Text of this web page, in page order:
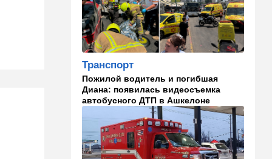
Цена "эффективности":
почему новые правила ПДД
бьют по правам водителей
19:30 Транспорт
Пожилой водитель и
погибшая Диана: появилась
видеосъемка автобусного
ДТП в Ашкелоне
18:38 Транспорт
Подарок к праздникам:
американские авиалинии
Транспорт
Пожилой водитель и погибшая
Диана: появилась видеосъемка
автобусного ДТП в Ашкелоне